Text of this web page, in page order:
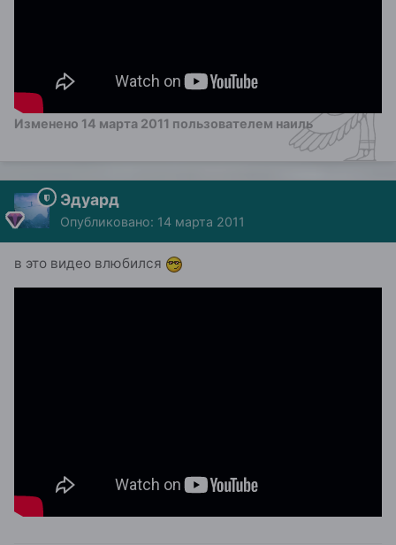
Изменено 14 марта 2011 пользователем наиль
Эдуард
Опубликовано: 14 марта 2011
в это видео влюбился